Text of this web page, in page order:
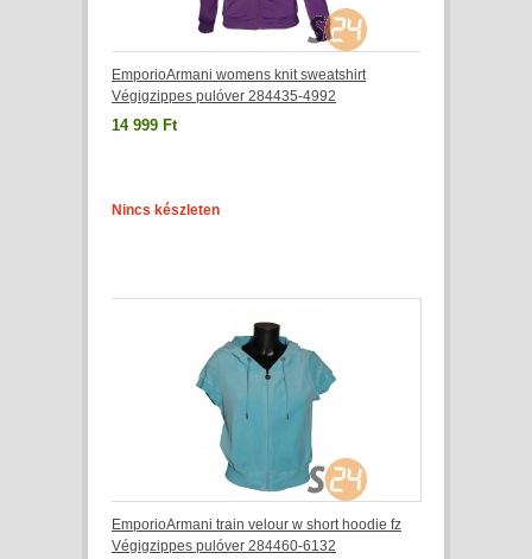
EmporioArmani womens knit sweatshirt
Végigzippes pulóver 284435-4992
14 999 Ft
Nincs készleten
EmporioArmani train velour w short hoodie fz
Végigzippes pulóver 284460-6132